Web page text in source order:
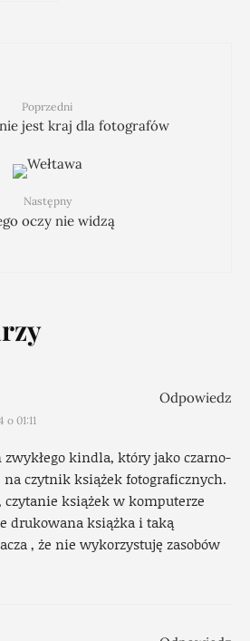
Poprzedni
jest kraj dla fotografów
Następny
oczy nie widzą
o 01:11
kindla, który jako czarno-
na czytnik książek fotograficznych.
czytanie książek w komputerze
drukowana książka i taką
, że nie wykorzystuję zasobów
Odpowiedz